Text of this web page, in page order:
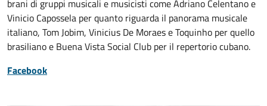
brani di gruppi musicali e musicisti come Adriano Celentano e
Vinicio Capossela per quanto riguarda il panorama musicale
italiano, Tom Jobim, Vinicius De Moraes e Toquinho per quello
brasiliano e Buena Vista Social Club per il repertorio cubano.
Facebook